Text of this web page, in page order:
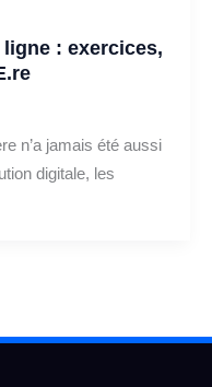
: exercices,
n’a jamais été aussi
digitale, les